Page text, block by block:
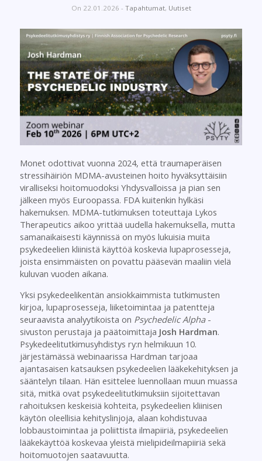
On 22.01.2026 - Tapahtumat, Uutiset
Monet odottivat vuonna 2024, että traumaperäisen
stressihäiriön MDMA-avusteinen hoito hyväksyttäisiin
viralliseksi hoitomuodoksi Yhdysvalloissa ja pian sen
jälkeen myös Euroopassa. FDA kuitenkin hylkäsi
hakemuksen. MDMA-tutkimuksen toteuttaja Lykos
Therapeutics aikoo yrittää uudella hakemuksella, mutta
samanaikaisesti käynnissä on myös lukuisia muita
psykedeelien kliinistä käyttöä koskevia lupaprosesseja,
joista ensimmäisten on povattu pääsevän maaliin vielä
kuluvan vuoden aikana.
Yksi psykedeelikentän ansiokkaimmista tutkimusten
kirjoa, lupaprosesseja, liiketoimintaa ja patentteja
seuraavista analyytikoista on Psychedelic Alpha-
sivuston perustaja ja päätoimittaja Josh Hardman.
Psykedeelitutkimusyhdistys ry:n helmikuun 10.
järjestämässä webinaarissa Hardman tarjoaa
ajantasaisen katsauksen psykedeelien lääkekehityksen ja
sääntelyn tilaan. Hän esittelee luennollaan muun muassa
sitä, mitkä ovat psykedeelitutkimuksiin sijoitettavan
rahoituksen keskeisiä kohteita, psykedeelien kliinisen
käytön oleellisia kehityslinjoja, alaan kohdistuvaa
lobbaustoimintaa ja poliittista ilmapiiriä, psykedeelien
lääkekäyttöä koskevaa yleistä mielipideilmapiiriä sekä
hoitomuotojen saatavuutta.